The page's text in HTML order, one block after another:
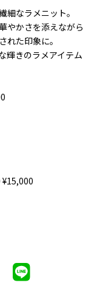
細なラメニット。
やかさを添えながら
れた印象に。
輝きのラメアイテム
¥15,000